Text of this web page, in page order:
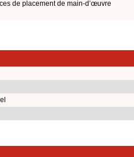
de placement de main-d’œuvre